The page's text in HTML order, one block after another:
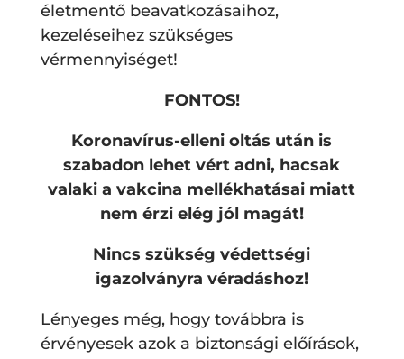
életmentő beavatkozásaihoz,
kezeléseihez szükséges
vérmennyiséget!
FONTOS!
Koronavírus-elleni oltás után is
szabadon lehet vért adni, hacsak
valaki a vakcina mellékhatásai miatt
nem érzi elég jól magát!
Nincs szükség védettségi
igazolványra véradáshoz!
Lényeges még, hogy továbbra is
érvényesek azok a biztonsági előírások,